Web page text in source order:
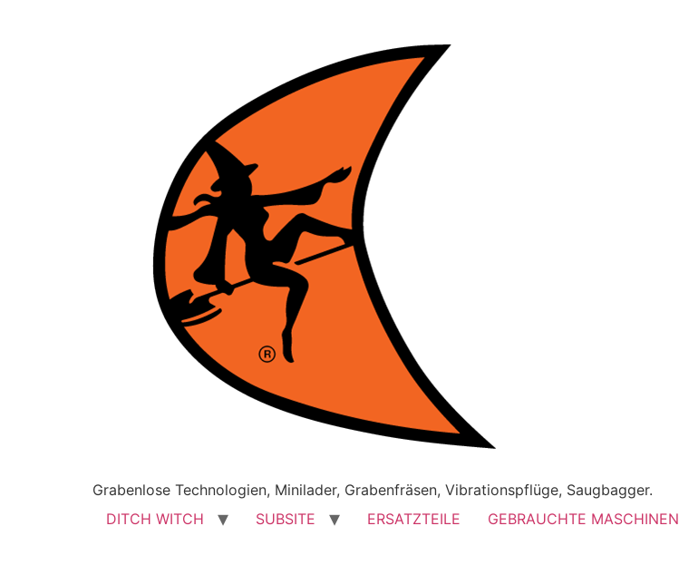
Grabenlose Technologien, Minilader, Grabenfräsen, Vibrationspflüge, Saugbagger.
DITCH WITCH
SUBSITE ERSATZTEILE GEBRAUCHTE MASCHINEN